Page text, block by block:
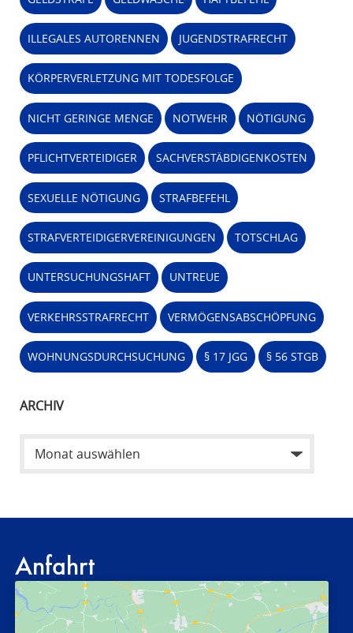
ILLEGALES AUTORENNEN JUGENDSTRAFRECHT
KÖRPERVERLETZUNG MIT TODESFOLGE
NICHT GERINGE MENGE NOTWEHR NÖTIGUNG
PFLICHTVERTEIDIGER SACHVERSTÄBDIGENKOSTEN
SEXUELLE NÖTIGUNG STRAFBEFEHL
STRAFVERTEIDIGERVEREINIGUNGEN TOTSCHLAG
UNTERSUCHUNGSHAFT UNTREUE
VERKEHRSSTRAFRECHT VERMÖGENSABSCHÖPFUNG
WOHNUNGSDURCHSUCHUNG § 17 JGG § 56 STGB
ARCHIV
Anfahrt